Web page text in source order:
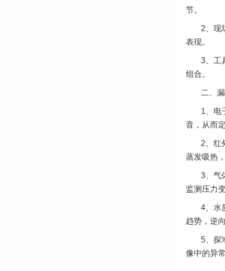
节。
2、现
表现。
3、工
组合。
二、
1、电
音，从而
2、红
蒸发吸热
3、气
监测压力
4、水
趋势，逆
5、探
像中的异